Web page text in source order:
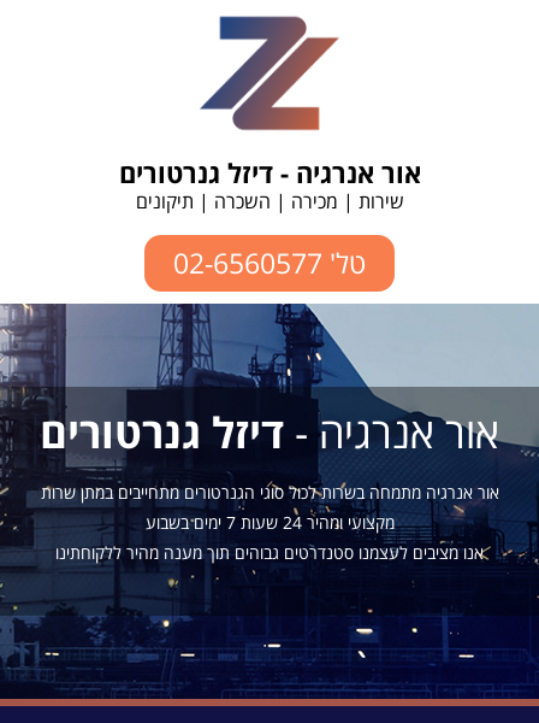
אור אנרגיה - דיזל גנרטורים
שירות | מכירה | השכרה | תיקונים
טל' 02-6560577
אור אנרגיה - דיזל גנרטורים
אור אנרגיה מתמחה בשרות לכול סוגי הגנרטורים מתחייבים במתן שרות
מקצועי ומהיר 24 שעות 7 ימים בשבוע
אנו מציבים לעצמנו סטנדרטים גבוהים תוך מענה מהיר ללקוחתינו